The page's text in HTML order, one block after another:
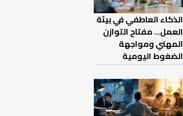
الذكاء العاطفي في بيئة
العمل… مفتاح التوازن
المهني ومواجهة
الضغوط اليومية